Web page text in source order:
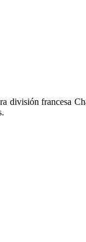
división francesa